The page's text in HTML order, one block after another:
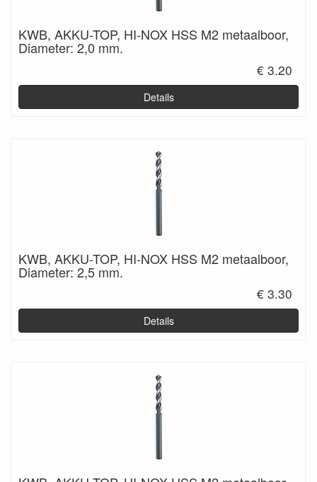
KWB, AKKU-TOP, HI-NOX HSS M2 metaalboor,
Diameter: 2,0 mm.
€ 3.20
Details
KWB, AKKU-TOP, HI-NOX HSS M2 metaalboor,
Diameter: 2,5 mm.
€ 3.30
Details